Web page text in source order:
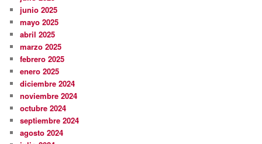
junio 2025
mayo 2025
abril 2025
marzo 2025
febrero 2025
enero 2025
diciembre 2024
noviembre 2024
octubre 2024
septiembre 2024
agosto 2024